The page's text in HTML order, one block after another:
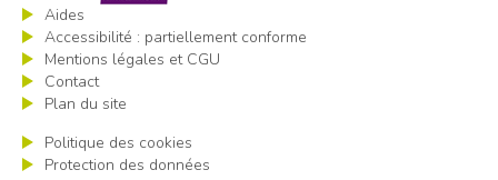
Aides
Accessibilité : partiellement conforme
Mentions légales et CGU
Contact
Plan du site
Politique des cookies
Protection des données